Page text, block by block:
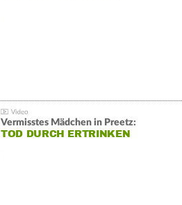
Vermisstes Mädchen in Preetz:
TOD DURCH ERTRINKEN